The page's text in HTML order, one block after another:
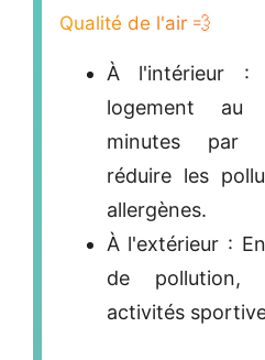
Qualité de l'air 💨
À l'intérieur :
logement au
minutes par
réduire les
allergènes.
À l'extérieur :
de pollution,
activités